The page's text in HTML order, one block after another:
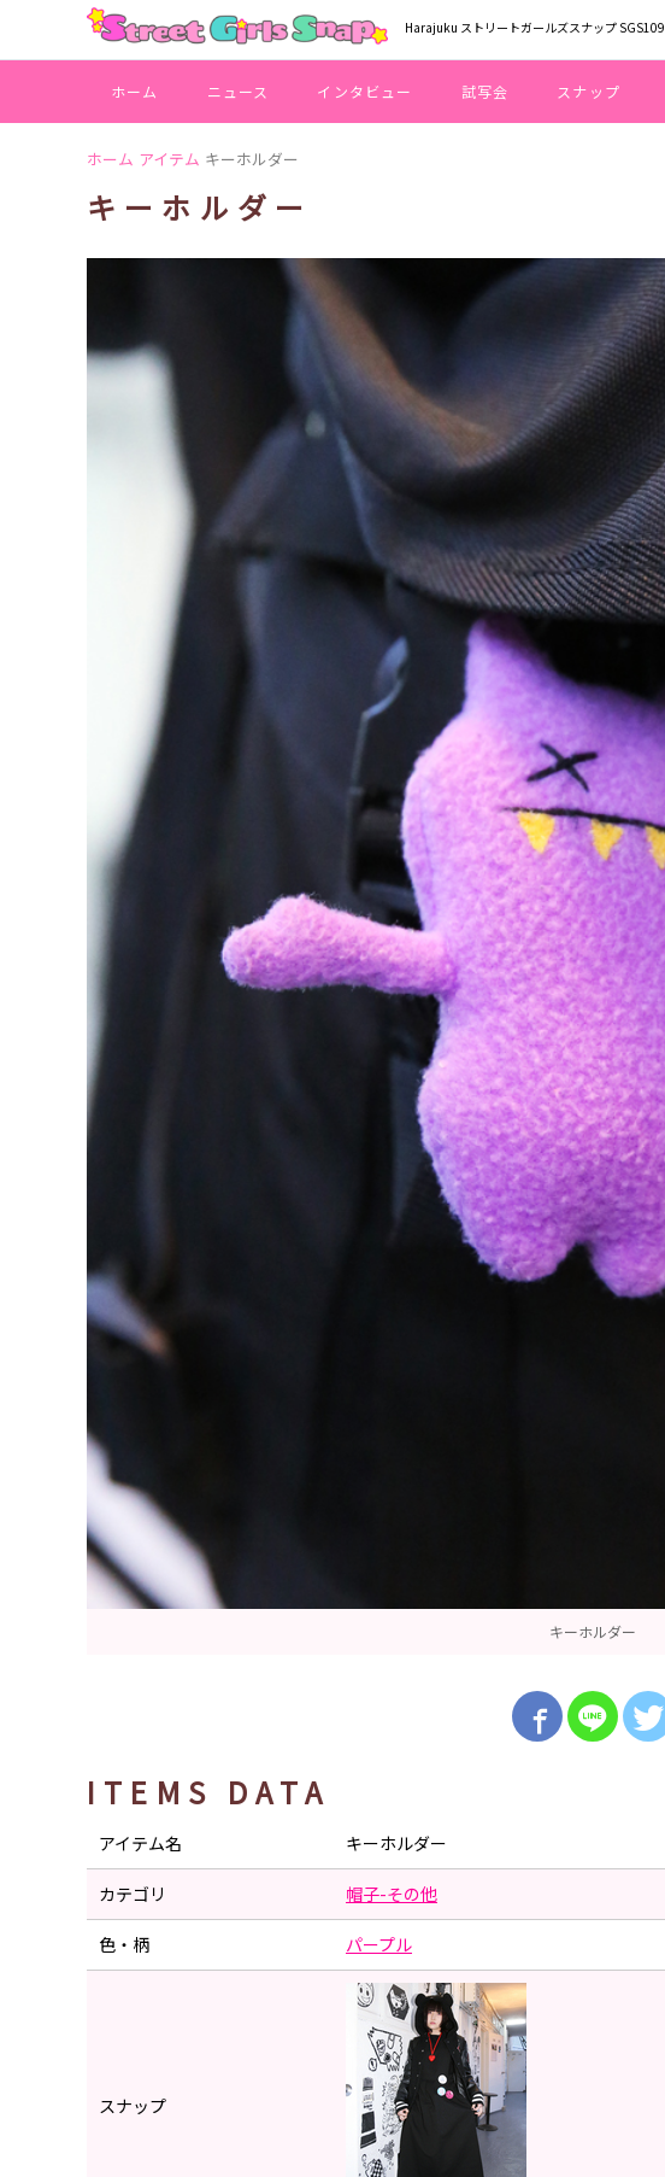
Harajuku ストリートガールズスナップ SGS109
ホーム ニュース インタビュー 試写会 スナップ
ホーム アイテム キーホルダー
キーホルダー
キーホルダー
ITEMS DATA
アイテム名 キーホルダー
カテゴリ 帽子-その他
色・柄 パープル
スナップ